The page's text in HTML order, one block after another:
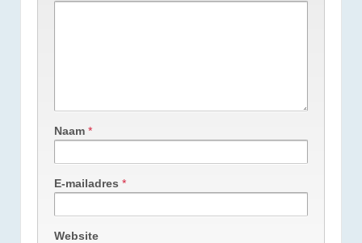
Naam *
E-mailadres *
Website